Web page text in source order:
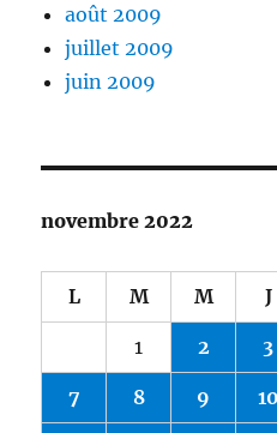
août 2009
juillet 2009
juin 2009
novembre 2022
L M M J
1 2 3
7 8 9 10